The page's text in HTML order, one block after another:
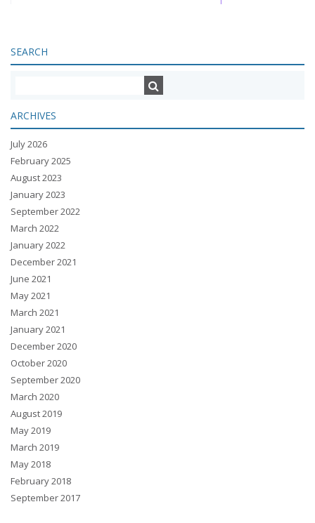
SEARCH
ARCHIVES
July 2026
February 2025
August 2023
January 2023
September 2022
March 2022
January 2022
December 2021
June 2021
May 2021
March 2021
January 2021
December 2020
October 2020
September 2020
March 2020
August 2019
May 2019
March 2019
May 2018
February 2018
September 2017